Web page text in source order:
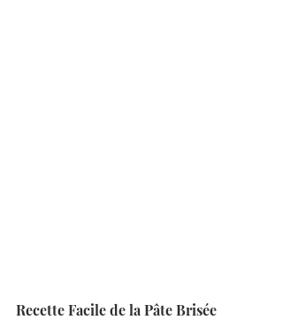
Recette Facile de la Pâte Brisée